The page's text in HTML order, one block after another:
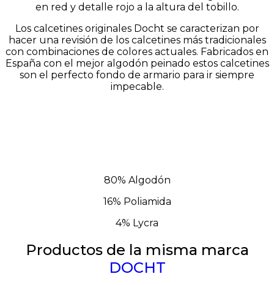
en red y detalle rojo a la altura del tobillo.
Los calcetines originales Docht se caracterizan por
hacer una revisión de los calcetines más tradicionales
con combinaciones de colores actuales. Fabricados en
España con el mejor algodón peinado estos calcetines
son el perfecto fondo de armario para ir siempre
impecable.
80% Algodón
16% Poliamida
4% Lycra
Productos de la misma marca
DOCHT